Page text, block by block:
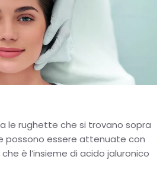
le rughette che si trovano sopra
possono essere attenuate con
è l’insieme di acido jaluronico